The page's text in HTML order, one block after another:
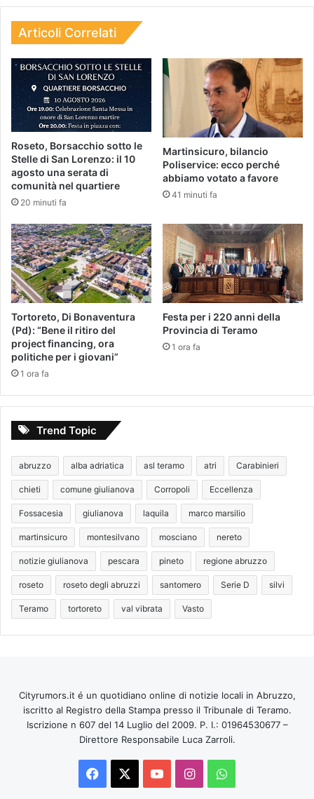
Articoli Correlati
Roseto, Borsacchio sotto le
Stelle di San Lorenzo: il 10
agosto una serata di
comunità nel quartiere
20 minuti fa
Martinsicuro, bilancio
Poliservice: ecco perché
abbiamo votato a favore
41 minuti fa
Tortoreto, Di Bonaventura
(Pd): “Bene il ritiro del
project financing, ora
politiche per i giovani”
1 ora fa
Festa per i 220 anni della
Provincia di Teramo
1 ora fa
Trend Topic
abruzzo alba adriatica asl teramo atri Carabinieri
chieti comune giulianova Corropoli Eccellenza
Fossacesia giulianova laquila marco marsilio
martinsicuro montesilvano mosciano nereto
notizie giulianova pescara pineto regione abruzzo
roseto roseto degli abruzzi santomero Serie D silvi
Teramo tortoreto val vibrata Vasto
Cityrumors.it é un quotidiano online di notizie locali in Abruzzo,
iscritto al Registro della Stampa presso il Tribunale di Teramo.
Iscrizione n 607 del 14 Luglio del 2009. P. I.: 01964530677 –
Direttore Responsabile Luca Zarroli.
Facebook
You InstagramWhatsApp